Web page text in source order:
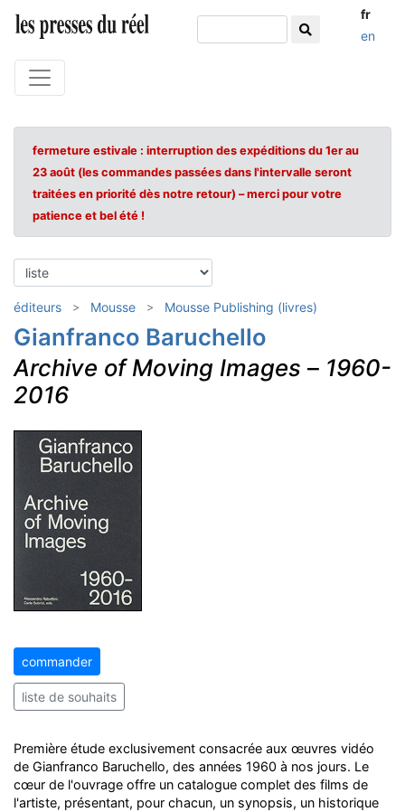
fr
en
fermeture estivale : interruption des expéditions du 1er au
23 août (les commandes passées dans l'intervalle seront
traitées en priorité dès notre retour) – merci pour votre
patience et bel été !
éditeurs Mousse Mousse Publishing (livres)
Gianfranco Baruchello
Archive of Moving Images – 1960-
2016
commander
liste de souhaits
Première étude exclusivement consacrée aux œuvres vidéo
de Gianfranco Baruchello, des années 1960 à nos jours. Le
cœur de l'ouvrage offre un catalogue complet des films de
l'artiste, présentant, pour chacun, un synopsis, un historique